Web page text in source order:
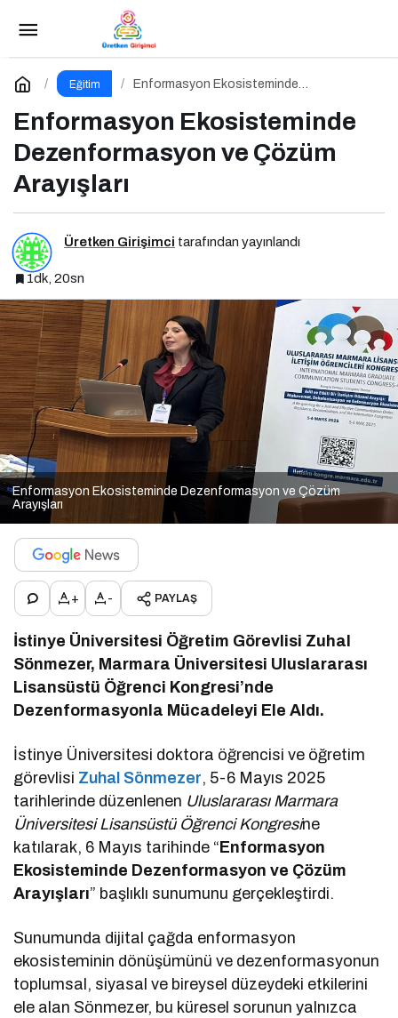
Eğitim
Enformasyon Ekosisteminde
Enformasyon Ekosisteminde
Dezenformasyon ve Çözüm
Arayışları
Üretken Girişimci tarafından yayınlandı
1dk, 20sn
Enformasyon Ekosisteminde Dezenformasyon ve Çözüm
Arayışları
+ - PAYLAŞ
İstinye Üniversitesi Öğretim Görevlisi Zuhal
Sönmezer, Marmara Üniversitesi Uluslararası
Lisansüstü Öğrenci Kongresi’nde
Dezenformasyonla Mücadeleyi Ele Aldı.
İstinye Üniversitesi doktora öğrencisi ve öğretim
görevlisi Zuhal Sönmezer, 5-6 Mayıs 2025
tarihlerinde düzenlenen Uluslararası Marmara
Üniversitesi Lisansüstü Öğrenci Kongresine
katılarak, 6 Mayıs tarihinde “ Enformasyon
Ekosisteminde Dezenformasyon ve Çözüm
Arayışları” başlıklı sunumunu gerçekleştirdi.
Sunumunda dijital çağda enformasyon
ekosisteminin dönüşümünü ve dezenformasyonun
toplumsal, siyasal ve bireysel düzeydeki etkilerini
ele alan Sönmezer, bu küresel sorunun yalnızca
Mürsel Ferhat Sağlam İstinye Üniversitesi’nde
Dijital Medya Okuryazarlığı Kapsamında Konuşacak!
Yorum Yap